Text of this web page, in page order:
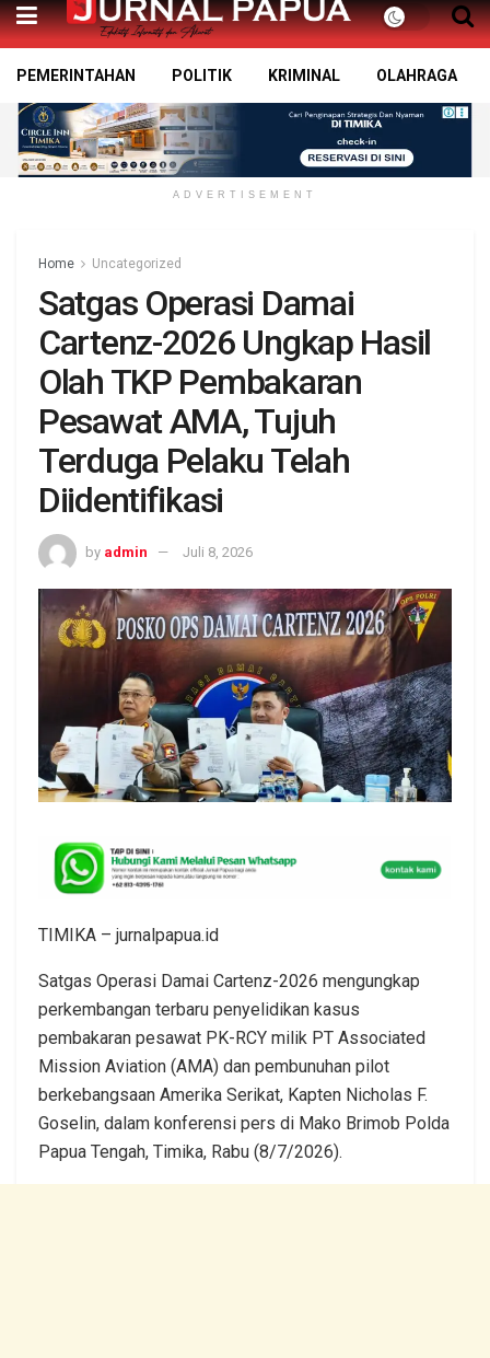
PEMERINTAHAN POLITIK KRIMINAL OLAHRAGA
ADVERTISEMENT
Home Uncategorized
Satgas Operasi Damai
Cartenz-2026 Ungkap Hasil
Olah TKP Pembakaran
Pesawat AMA, Tujuh
Terduga Pelaku Telah
Diidentifikasi
by admin Juli 8, 2026
TIMIKA – jurnalpapua.id
Satgas Operasi Damai Cartenz-2026 mengungkap
perkembangan terbaru penyelidikan kasus
pembakaran pesawat PK-RCY milik PT Associated
Mission Aviation (AMA) dan pembunuhan pilot
berkebangsaan Amerika Serikat, Kapten Nicholas F.
Goselin, dalam konferensi pers di Mako Brimob Polda
Papua Tengah, Timika, Rabu (8/7/2026).